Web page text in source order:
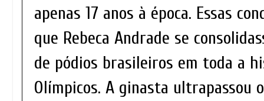
apenas 17 anos à época. Essas
que Rebeca Andrade se
de pódios brasileiros em toda a
Olímpicos. A ginasta ultrapassou